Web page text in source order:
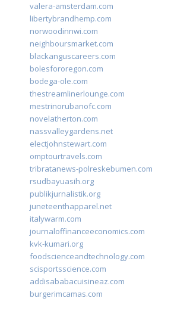
valera-amsterdam.com
libertybrandhemp.com
norwoodinnwi.com
neighboursmarket.com
blackanguscareers.com
bolesfororegon.com
bodega-ole.com
thestreamlinerlounge.com
mestrinorubanofc.com
novelatherton.com
nassvalleygardens.net
electjohnstewart.com
omptourtravels.com
tribratanews-polreskebumen.com
rsudbayuasih.org
publikjurnalistik.org
juneteenthapparel.net
italywarm.com
journaloffinanceeconomics.com
kvk-kumari.org
foodscienceandtechnology.com
scisportsscience.com
addisababacuisineaz.com
burgerimcamas.com